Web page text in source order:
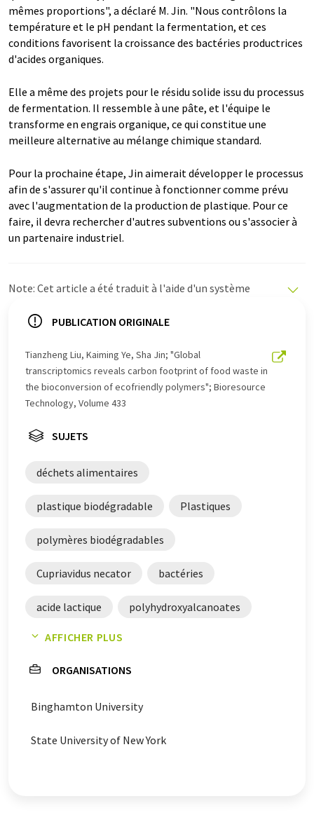
mêmes proportions", a déclaré M. Jin. "Nous contrôlons la
température et le pH pendant la fermentation, et ces
conditions favorisent la croissance des bactéries productrices
d'acides organiques.
Elle a même des projets pour le résidu solide issu du processus
de fermentation. Il ressemble à une pâte, et l'équipe le
transforme en engrais organique, ce qui constitue une
meilleure alternative au mélange chimique standard.
Pour la prochaine étape, Jin aimerait développer le processus
afin de s'assurer qu'il continue à fonctionner comme prévu
avec l'augmentation de la production de plastique. Pour ce
faire, il devra rechercher d'autres subventions ou s'associer à
un partenaire industriel.
Note: Cet article a été traduit à l'aide d'un système
propose ces traductions automatiques pour présenter
été traduit avec traduction automatique, il est possible
qu'il contienne des erreurs de vocabulaire, de syntaxe ou
de grammaire. L'article original dans Anglais peut être
trouvéici.
PUBLICATION ORIGINALE
Tianzheng Liu, Kaiming Ye, Sha Jin; "Global
transcriptomics reveals carbon footprint of food waste in
the bioconversion of ecofriendly polymers"; Bioresource
Technology, Volume 433
SUJETS
déchets alimentaires
plastique biodégradable Plastiques
polymères biodégradables
Cupriavidus necator bactéries
acide lactique polyhydroxyalcanoates
fermentation
sulfate d'ammonium
AFFICHER PLUS
ORGANISATIONS
Binghamton University
State University of New York